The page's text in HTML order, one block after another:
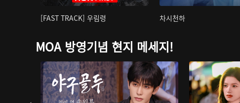
[FAST TRACK] 우림령 차시천하
MOA 방영기념 현지 메세지!